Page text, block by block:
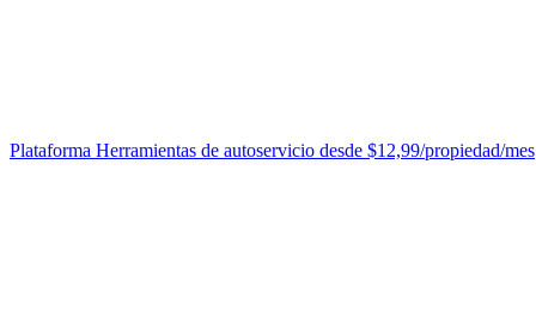
Plataforma Herramientas de autoservicio desde $12,99/propiedad/mes